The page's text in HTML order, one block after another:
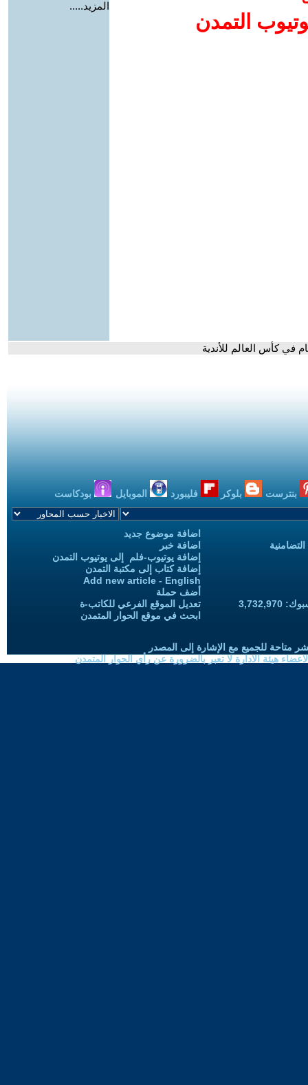
التمدن
المزيد.....
في كأس العالم للأندية
بنترست بلوكر فليبورد الموبايل بودكاست
اضافة موضوع جديد
اضافة خبر
إضافة يوتيوب-فلم إلى يوتيوب التمدن
إضافة كتاب إلى مكتبة التمدن
Add new article - English
أضف حملة
تعديل الموقع الفرعي للكاتب-ة
ابحث في موقع الحوار المتمدن
متاحة للجميع مع الإشارة إلى المصدر
هيئة الادارة لا تعبر بالضرورة عن رأي الحوار المتمدن